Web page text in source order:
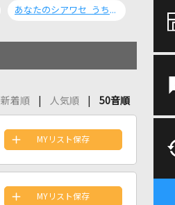
あなたのシアワセ うちのシアワセ
新着順
人気順 50音順
MYリスト保存
MYリスト保存